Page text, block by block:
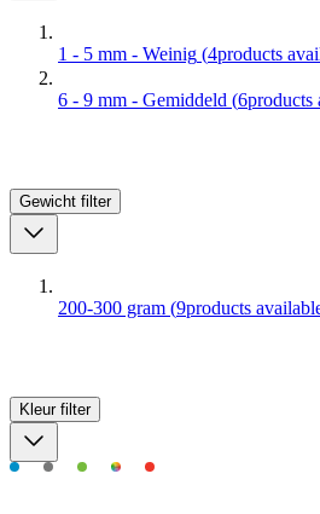
1 - 5 mm - Weinig (4products
6 - 9 mm - Gemiddeld (6products
Gewicht filter
200-300 gram (9products
Kleur filter